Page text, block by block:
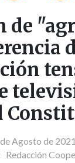
de
Agosto de
Redacción